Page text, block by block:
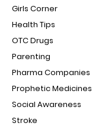
Girls Corner
Health Tips
OTC Drugs
Parenting
Pharma Companies
Prophetic Medicines
Social Awareness
Stroke